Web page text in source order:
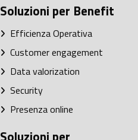
Soluzioni per Benefit
Efficienza Operativa
Customer engagement
Data valorization
Security
Presenza online